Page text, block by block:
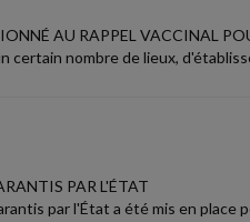
AU RAPPEL VACCINAL
certain nombre de lieux,
PAR L'ÉTAT
par l'État a été mis en